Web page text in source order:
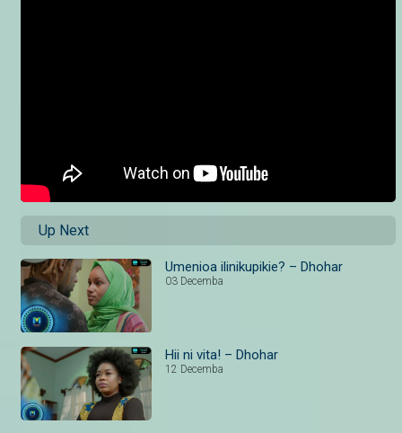
Up Next
Umenioa ilinikupikie? – Dhohar
03 Decemba
Hii ni vita! – Dhohar
12 Decemba